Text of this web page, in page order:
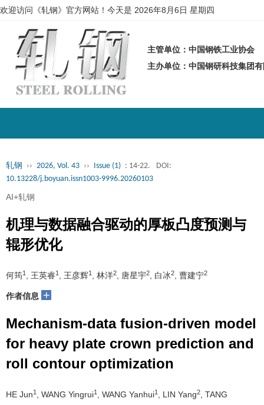
欢迎访问《轧钢》官方网站！今天是 2026年8月6日 星期四
主管单位：中国钢铁工业协会
主办单位：中国钢研科技集
轧钢 ›› 2026, Vol. 43 ›› Issue (1) : 14-22.
DOI:
10.13228/j.boyuan.issn1003-9996.20260103
AI+轧钢
机理与数据融合驱动的厚板凸度预测与
辊形优化
何筠1 , 王英睿1 , 王彦辉1 , 林洋2 , 唐星宇2 , 白冰2 , 曹建宁2
作者信息 +
Mechanism-data fusion-driven model
for heavy plate crown prediction and
roll contour optimization
HE Jun1 , WANG Yingrui1 , WANG Yanhui1 , LIN Yang2
, TANG